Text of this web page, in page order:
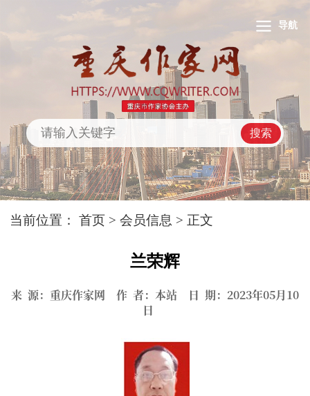
导航
搜索
当前位置：首页 >会员信息 > 正文
兰荣辉
来 源：重庆作家网 作 者：本站 日 期：2023年05月10
日